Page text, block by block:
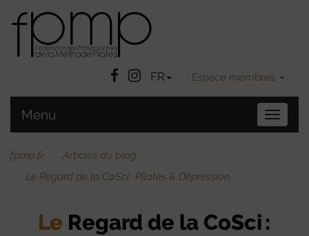
Facebook
Instatgram
FR Espace membres
la
Menu
fpmp.fr
Articles du blog
Le Regard de la CoSci : Pilates & Dépression
Le Regard de la CoSci :